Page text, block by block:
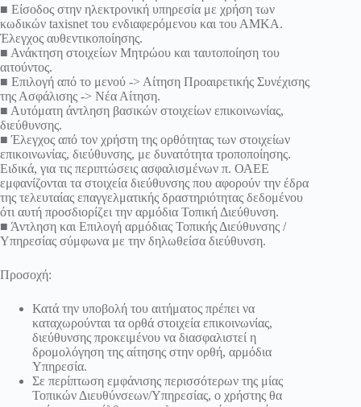
■ Είσοδος στην ηλεκτρονική υπηρεσία με χρήση των
κωδικών taxisnet του ενδιαφερόμενου και του ΑΜΚΑ.
Έλεγχος αυθεντικοποίησης.
■ Ανάκτηση στοιχείων Μητρώου και ταυτοποίηση του
αιτούντος.
■ Επιλογή από το μενού -> Αίτηση Προαιρετικής Συνέχισης
της Ασφάλισης -> Νέα Αίτηση.
■ Αυτόματη άντληση βασικών στοιχείων επικοινωνίας,
διεύθυνσης.
■ Έλεγχος από τον χρήστη της ορθότητας των στοιχείων
επικοινωνίας, διεύθυνσης, με δυνατότητα τροποποίησης.
Ειδικά, για τις περιπτώσεις ασφαλισμένων π. ΟΑΕΕ
εμφανίζονται τα στοιχεία διεύθυνσης που αφορούν την έδρα
της τελευταίας επαγγελματικής δραστηριότητας δεδομένου
ότι αυτή προσδιορίζει την αρμόδια Τοπική Διεύθυνση.
■ Άντληση και Επιλογή αρμόδιας Τοπικής Διεύθυνσης /
Υπηρεσίας σύμφωνα με την δηλωθείσα διεύθυνση.
Προσοχή:
Κατά την υποβολή του αιτήματος πρέπει να
καταχωρούνται τα ορθά στοιχεία επικοινωνίας,
διεύθυνσης προκειμένου να διασφαλιστεί η
δρομολόγηση της αίτησης στην ορθή, αρμόδια
Υπηρεσία.
Σε περίπτωση εμφάνισης περισσότερων της μίας
Τοπικών Διευθύνσεων/Υπηρεσίας, ο χρήστης θα